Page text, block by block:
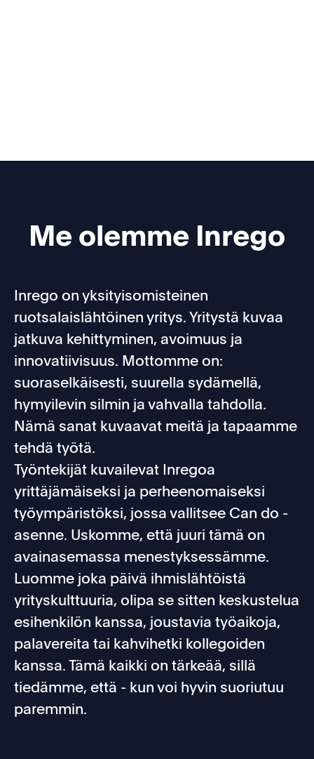
Me olemme Inrego
Inrego on yksityisomisteinen
ruotsalaislähtöinen yritys. Yritystä kuvaa
jatkuva kehittyminen, avoimuus ja
innovatiivisuus. Mottomme on:
suoraselkäisesti, suurella sydämellä,
hymyilevin silmin ja vahvalla tahdolla.
Nämä sanat kuvaavat meitä ja tapaamme
tehdä työtä.
Työntekijät kuvailevat Inregoa
yrittäjämäiseksi ja perheenomaiseksi
työympäristöksi, jossa vallitsee Can do -
asenne. Uskomme, että juuri tämä on
avainasemassa menestyksessämme.
Luomme joka päivä ihmislähtöistä
yrityskulttuuria, olipa se sitten keskustelua
esihenkilön kanssa, joustavia työaikoja,
palavereita tai kahvihetki kollegoiden
kanssa. Tämä kaikki on tärkeää, sillä
tiedämme, että - kun voi hyvin suoriutuu
paremmin.